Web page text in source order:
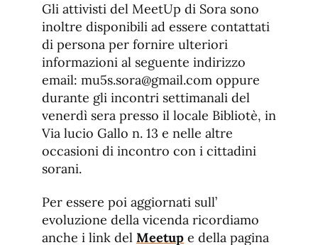
Gli attivisti del MeetUp di Sora sono
inoltre disponibili ad essere contattati
di persona per fornire ulteriori
informazioni al seguente indirizzo
email: mu5s.sora@gmail.com oppure
durante gli incontri settimanali del
venerdì sera presso il locale Bibliotè, in
Via lucio Gallo n. 13 e nelle altre
occasioni di incontro con i cittadini
sorani.
Per essere poi aggiornati sull’
evoluzione della vicenda ricordiamo
anche i link del Meetup e della pagina